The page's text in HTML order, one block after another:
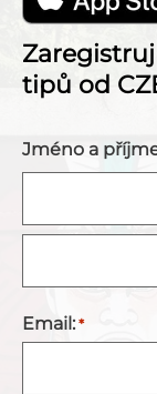
tipů od
Jméno a
Email: *